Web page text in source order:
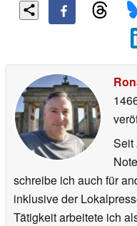
Seit
schreibe ich auch für
inklusive der
Tätigkeit arbeitete ich